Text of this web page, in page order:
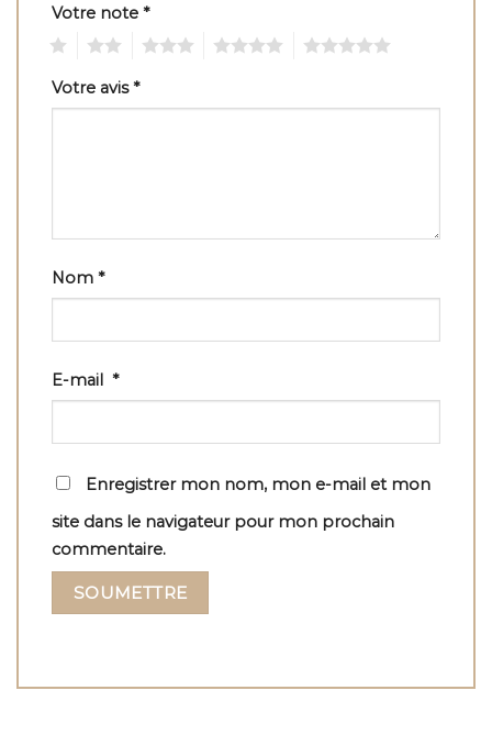
Votre note *
Votre avis*
Nom *
E-mail *
Enregistrer mon nom, mon e-mail et mon
site dans le navigateur pour mon prochain
commentaire.